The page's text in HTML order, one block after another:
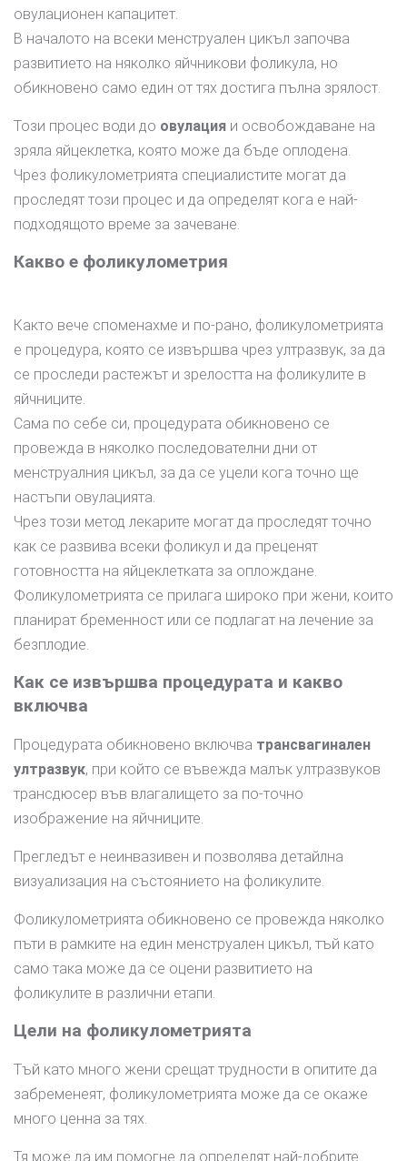
овулационен капацитет.
В началото на всеки менструален цикъл започва
развитието на няколко яйчникови фоликула, но
обикновено само един от тях достига пълна зрялост.
Този процес води до овулация и освобождаване на
зряла яйцеклетка, която може да бъде оплодена.
Чрез фоликулометрията специалистите могат да
проследят този процес и да определят кога е най-
подходящото време за зачеване.
Какво е фоликулометрия
Както вече споменахме и по-рано, фоликулометрията
е процедура, която се извършва чрез ултразвук, за да
се проследи растежът и зрелостта на фоликулите в
яйчниците.
Сама по себе си, процедурата обикновено се
провежда в няколко последователни дни от
менструалния цикъл, за да се уцели кога точно ще
настъпи овулацията.
Чрез този метод лекарите могат да проследят точно
как се развива всеки фоликул и да преценят
готовността на яйцеклетката за оплождане.
Фоликулометрията се прилага широко при жени, които
планират бременност или се подлагат на лечение за
безплодие.
Как се извършва процедурата и какво
включва
Процедурата обикновено включва трансвагинален
ултразвук, при който се въвежда малък ултразвуков
трансдюсер във влагалището за по-точно
изображение на яйчниците.
Прегледът е неинвазивен и позволява детайлна
визуализация на състоянието на фоликулите.
Фоликулометрията обикновено се провежда няколко
пъти в рамките на един менструален цикъл, тъй като
само така може да се оцени развитието на
фоликулите в различни етапи.
Цели на фоликулометрията
Тъй като много жени срещат трудности в опитите да
забременеят, фоликулометрията може да се окаже
много ценна за тях.
Тя може да им помогне да определят най-добрите